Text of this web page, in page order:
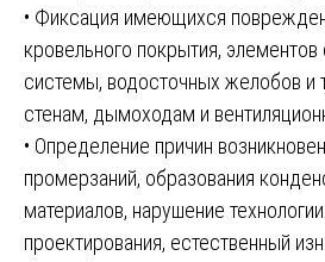
• Фиксация имеющихся
кровельного покрытия, элементов
системы, водосточных желобов и
стенам, дымоходам и
• Определение причин
промерзаний, образования
материалов, нарушение
проектирования, естественный